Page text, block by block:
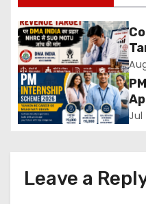
t
n
a
v
i
a
मांग
Jul
Leave a